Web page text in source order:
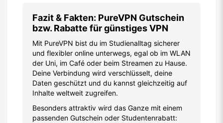
Fazit & Fakten: PureVPN Gutschein
bzw. Rabatte für günstiges VPN
Mit PureVPN bist du im Studienalltag sicherer
und flexibler online unterwegs, egal ob im WLAN
der Uni, im Café oder beim Streamen zu Hause.
Deine Verbindung wird verschlüsselt, deine
Daten geschützt und du kannst gleichzeitig auf
Inhalte weltweit zugreifen.
Besonders attraktiv wird das Ganze mit einem
passenden Gutschein oder Studentenrabatt: